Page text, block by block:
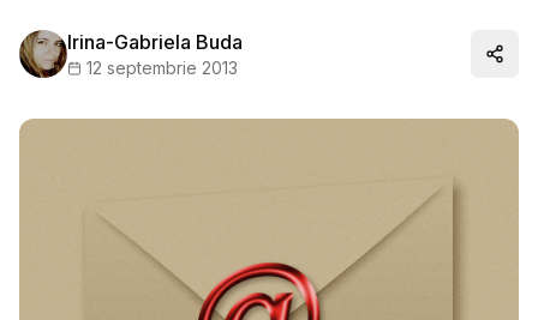
Irina-Gabriela Buda
12 septembrie 2013